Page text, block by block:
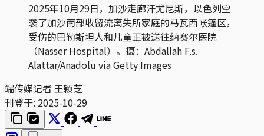
2025年10月29日，加沙走廊汗尤尼斯，以色列空
袭了加沙南部收留流离失所家庭的马瓦西帐篷区，
受伤的巴勒斯坦人和儿童正被送往纳赛尔医院
（Nasser Hospital）。摄：Abdallah F.s.
Alattar/Anadolu via Getty Images
端传媒记者 王颖芝
刊登于: 2025-10-29